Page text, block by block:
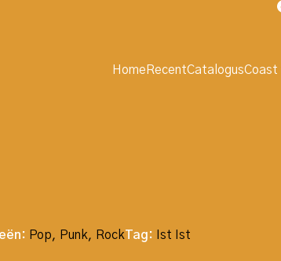
Home RecentCatalogusCoast
Pop, Punk, RockTag:
Ist Ist